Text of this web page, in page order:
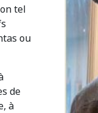
tel
ou
de
à